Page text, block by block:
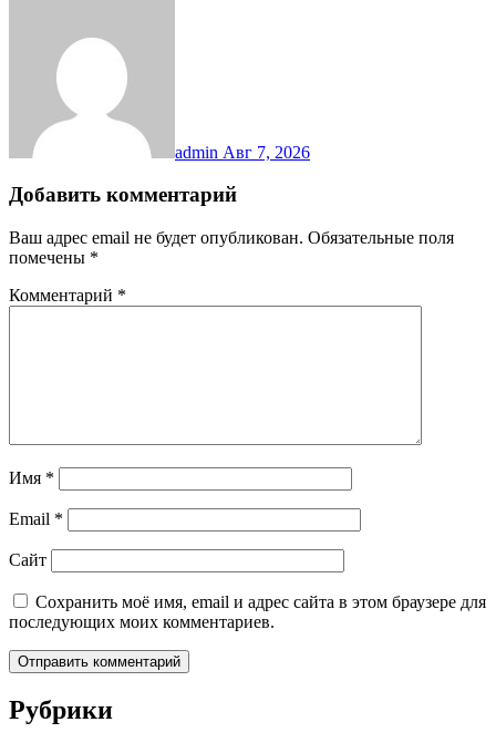
admin Авг 7, 2026
Добавить комментарий
Ваш адрес email не будет опубликован. Обязательные поля
помечены *
Комментарий *
Имя *
Email *
Сайт
Сохранить моё имя, email и адрес сайта в этом браузере для
последующих моих комментариев.
Рубрики